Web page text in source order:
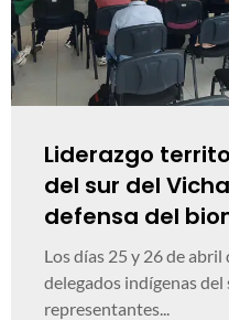
Liderazgo
del sur del
defensa del
Los días 25 y 26 de
delegados indígenas del
representantes...